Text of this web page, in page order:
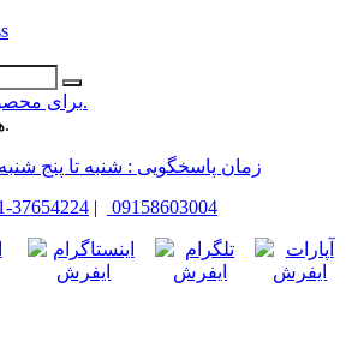
برای محصولات بیشتر کلیک کنید.
هیچ محصولی پیدا نشد.
زمان پاسخگویی : شنبه تا پنج شنبه ، 9 تا
37654224 | 09158603004